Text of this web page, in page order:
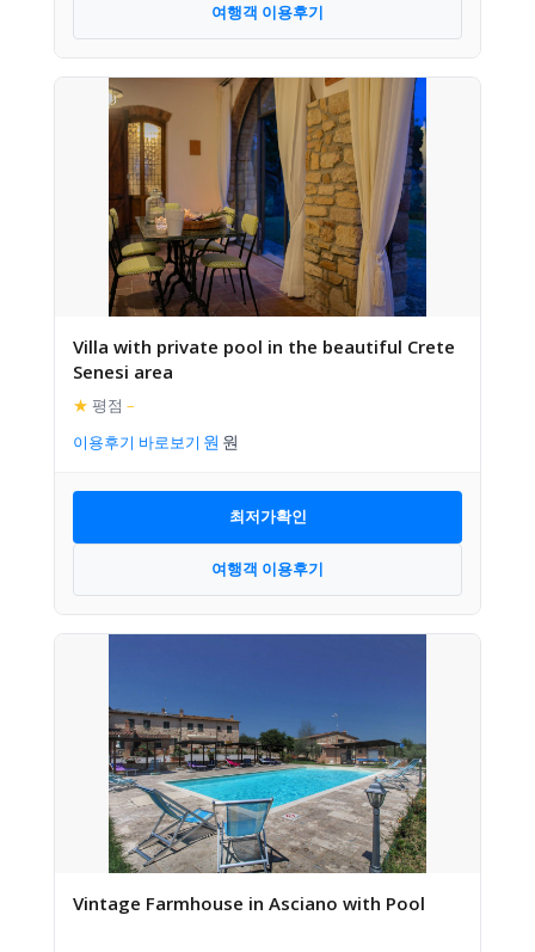
여행객 이용후기
Villa with private pool in the beautiful Crete
Senesi area
★ 평점 –
이용후기 바로보기
최저가확인
여행객 이용후기
Vintage Farmhouse in Asciano with Pool